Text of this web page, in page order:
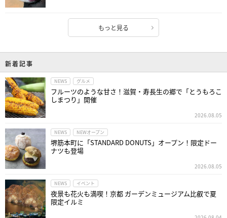
もっと見る
新着記事
NEWS グルメ
フルーツのような甘さ！滋賀・寿長生の郷で「とうもろこ
しまつり」開催
2026.08.05
NEWS NEWオープン
堺筋本町に「STANDARD DONUTS」オープン！限定ドー
ナツも登場
2026.08.05
NEWS イベント
夜景も花火も満喫！京都 ガーデンミュージアム比叡で夏
限定イルミ